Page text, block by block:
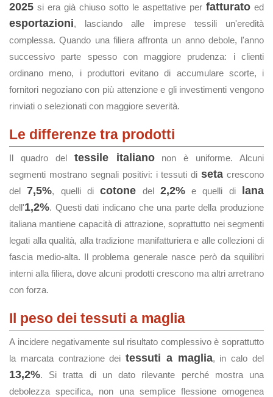
2025 si era già chiuso sotto le aspettative per fatturato ed
esportazioni, lasciando alle imprese tessili un'eredità
complessa. Quando una filiera affronta un anno debole, l'anno
successivo parte spesso con maggiore prudenza: i clienti
ordinano meno, i produttori evitano di accumulare scorte, i
fornitori negoziano con più attenzione e gli investimenti vengono
rinviati o selezionati con maggiore severità.
Le differenze tra prodotti
Il quadro del tessile italianonon è uniforme. Alcuni
segmenti mostrano segnali positivi: i tessuti diseta crescono
del7,5%, quelli dicotone del 2,2%e quelli di lana
dell'1,2%. Questi dati indicano che una parte della produzione
italiana mantiene capacità di attrazione, soprattutto nei segmenti
legati alla qualità, alla tradizione manifatturiera e alle collezioni di
fascia medio-alta. Il problema generale nasce però da squilibri
interni alla filiera, dove alcuni prodotti crescono ma altri arretrano
con forza.
Il peso dei tessuti a maglia
A incidere negativamente sul risultato complessivo è soprattutto
la marcata contrazione deitessuti a maglia, in calo del
13,2%. Si tratta di un dato rilevante perché mostra una
debolezza specifica, non una semplice flessione omogenea